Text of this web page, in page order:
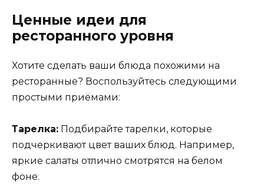
Ценные идеи для
ресторанного уровня
Хотите сделать ваши блюда похожими на
ресторанные? Воспользуйтесь следующими
простыми приёмами:
Тарелка: Подбирайте тарелки, которые
подчеркивают цвет ваших блюд. Например,
яркие салаты отлично смотрятся на белом
фоне.